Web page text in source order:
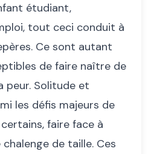
étudiant,
tout ceci conduit à
Ce sont autant
de faire naître de
peur. Solitude et
les défis majeurs de
faire face à
de taille. Ces